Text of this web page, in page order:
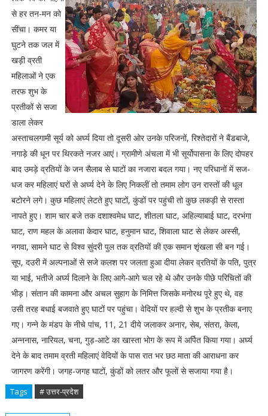
से हर तन-मन को
सींचा। कमर या
घुटने तक जल में
खड़ी व्रती
महिलाओं ने एक
तरफ शुभ के
प्रतीकों से सजा
डाला लेकर
अस्ताचलगामी सूर्य को अर्घ्य दिया तो दूसरी ओर उनके परिजनों, रिश्तेदारों ने बैंडबाजे,
नगाड़े की धून पर थिरकते नजर आएं। ग्रामीणे अंचला में भी सूर्योपासना के लिए दोपहर
बाद उमड़े व्रतियों के जन सैलाब से घाटों का नजारा बदल गया। नए परिधानों में सज-
धज कर महिलाएं घरों से अर्घ्य देने के लिए निकलीं तो तमाम लोग उन रास्तों की धूल
बटोरने लगे। कुछ महिलाएं लेटते हुए घाटों, कुंडों पर पहुंची तो कुछ लकड़ी से रास्ता
नापते हुए। शाम चार बजे तक दशाश्वमेध घाट, शीतला घाट, अहिल्याबाई घाट, दरभंगा
घाट, राण महल के अलावा केदार घाट, हनुमान घाट, शिवाला घाट से लेकर अस्सी,
नगवा, सामने घाट से विश्व सुंदरी पुल तक व्रतियों की एक समान शृंखला सी बन गई।
सूप, दउरी में अल्पनाओं से सजे कलश पर जलता हुआ दीया लेकर व्रतियों के पति, पुत्र
या भाई, भतीजे अर्घ्य दिलाने के लिए आगे-आगे चल रहे थे और उनके पीछे परिचितों की
भीड़। संतान की कामना और अचल सुहाग के निमित्त जिसके मनोरथ पूरे हुए थे, वह
उसी तरह बधाई बजवाते हुए घाटों पर पहुंचा। वेदियों पर हल्दी से शुभ के प्रतीक बनाए
गए। गन्ने के मंडप के नीचे पांच, 11, 21 दीये जलाकर अनार, सेब, संतरा, केला,
अन्ननास, नारियल, चना, गुड़-आटे का खास्ता भोग के रूप में अर्पित किया गया। अर्घ्य
देने के बाद तमाम व्रती महिलाएं वेदियों के पास रात भर छठ माता की आराधना कर
जागरण करेंगी। जगह-जगह घाटों, कुंडों को लतर और फूलों से सजाया गया है।
Tags # उत्तर-प्रदेश